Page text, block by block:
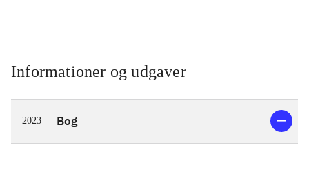
Informationer og udgaver
2023 Bog